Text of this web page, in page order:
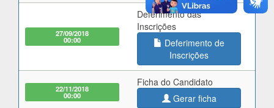
27/09/2018
00:00
Deferimento das
Inscrições
Deferimento de
Inscrições
22/11/2018
00:00
Ficha do Candidato
Gerar ficha